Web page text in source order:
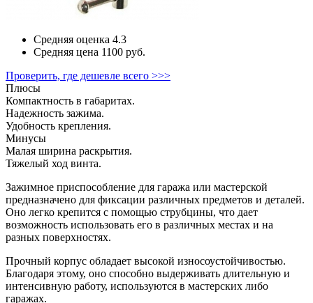
Средняя оценка 4.3
Средняя цена 1100 руб.
Проверить, где дешевле всего >>>
Плюсы
Компактность в габаритах.
Надежность зажима.
Удобность крепления.
Минусы
Малая ширина раскрытия.
Тяжелый ход винта.
Зажимное приспособление для гаража или мастерской
предназначено для фиксации различных предметов и деталей.
Оно легко крепится с помощью струбцины, что дает
возможность использовать его в различных местах и на
разных поверхностях.
Прочный корпус обладает высокой износоустойчивостью.
Благодаря этому, оно способно выдерживать длительную и
интенсивную работу, используются в мастерских либо
гаражах.